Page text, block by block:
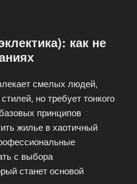
как не
смелых людей,
но требует тонкого
принципов
жилье в хаотичный
с выбора
станет основой